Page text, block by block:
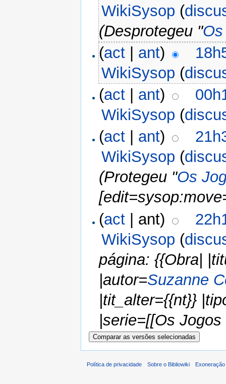
WikiSysop (
(Desprotegeu "
(act ant)
WikiSysop (
(act ant)
WikiSysop (
(act ant)
WikiSysop (
(Protegeu "Os
(act | ant)
WikiSysop (
página: {{Obra|
|autor=Suzanne
|tit_alter={{nt}}
|serie=[[Os
Política de privacidade Sobre o Bibliowiki